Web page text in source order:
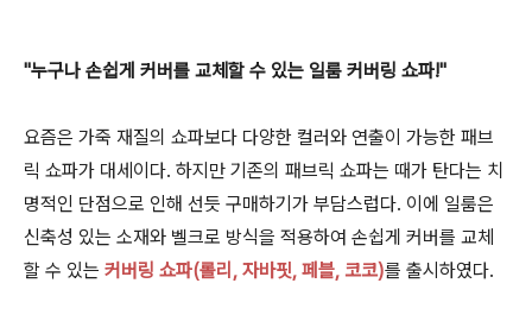
"누구나 손쉽게 커버를 교체할 수 있는 일룸 커버링 쇼파!"
요즘은 가죽 재질의 쇼파보다 다양한 컬러와 연출이 가능한 패브
릭 쇼파가 대세이다. 하지만 기존의 패브릭 쇼파는 때가 탄다는 치
명적인 단점으로 인해 선듯 구매하기가 부담스럽다. 이에 일룸은
신축성 있는 소재와 벨크로 방식을 적용하여 손쉽게 커버를 교체
할 수 있는 커버링 쇼파(롤리, 자바핏, 페블, 코코)를 출시하였다.